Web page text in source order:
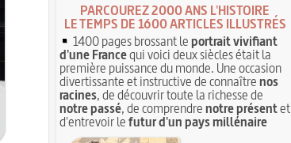
PARCOUREZ 2000 ANS L'HISTOIRE
LE TEMPS DE 1600 ARTICLES ILLUSTRÉS
1400 pages brossant leportrait vivifiant
d'une Francequi voici deux siècles était la
première puissance du monde. Une occasion
divertissante et instructive de connaîtrenos
racines, de découvrir toute la richesse de
notre passé, de comprendrenotre présentet
d'entrevoir lefutur d'un pays millénaire